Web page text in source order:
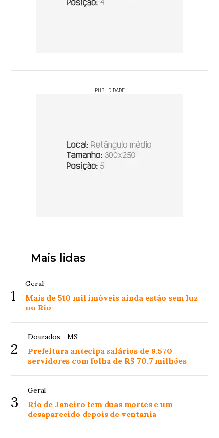
PUBLICIDADE
Mais lidas
1
Geral
Mais de 510 mil imóveis ainda estão sem luz
no Rio
2
Dourados - MS
Prefeitura antecipa salários de 9.570
servidores com folha de R$ 70,7 milhões
3
Geral
Rio de Janeiro tem duas mortes e um
desaparecido depois de ventania